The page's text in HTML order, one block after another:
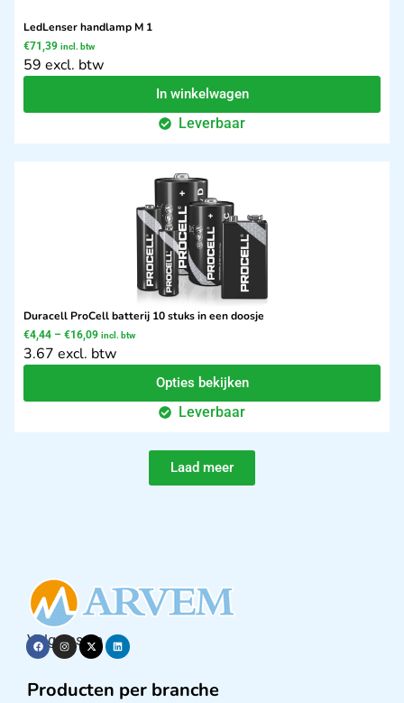
LedLenser handlamp M 1
€71,39 incl. btw
59 excl. btw
In winkelwagen
Leverbaar
Duracell ProCell batterij 10 stuks in een doosje
€4,44 – €16,09 incl. btw
3.67 excl. btw
Opties bekijken
Leverbaar
Laad meer
Volg ons op
Producten per branche